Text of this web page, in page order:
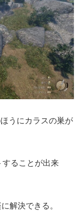
うにカラスの巣が
することが出来
解決できる。